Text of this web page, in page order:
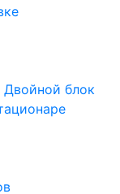
Двойной блок